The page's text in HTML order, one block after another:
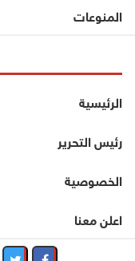
المنوعات
الرئيسية
رئيس التحرير
الخصوصية
اعلن معنا